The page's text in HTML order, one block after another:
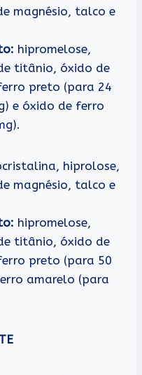
magnésio, talco e
hipromelose,
titânio, óxido de
preto (para 24
e óxido de ferro
hiprolose,
magnésio, talco e
hipromelose,
titânio, óxido de
preto (para 50
amarelo (para